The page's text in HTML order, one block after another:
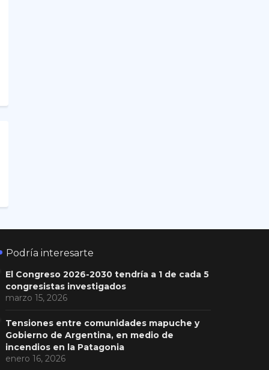
Podría interesarte
El Congreso 2026-2030 tendría a 1 de cada 5
congresistas investigados
marzo 15, 2026
Tensiones entre comunidades mapuche y
Gobierno de Argentina, en medio de
incendios en la Patagonia
enero 16, 2026